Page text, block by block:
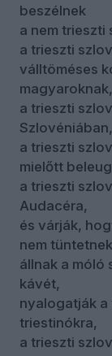
beszélnek
a nem trieszti
a trieszti
válltöméses
magyaroknak,
a trieszti
Szlovéniában,
a trieszti
mielőtt
a trieszti
Audacéra,
és várják,
nem
állnak a móló
kávét,
nyalogatják
triestinókra,
a trieszti